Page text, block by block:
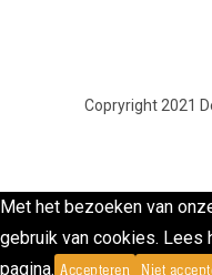
Copryright 2021
Met het bezoeken van
gebruik van cookies. Lees
pagina. Accepteren Niet